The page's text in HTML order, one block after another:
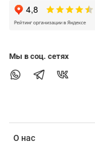
О нас
Мы в соц. сетях